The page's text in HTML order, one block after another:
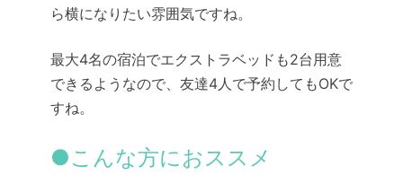
ら横になりたい雰囲気ですね。
最大4名の宿泊でエクストラベッドも2台用意
できるようなので、友達4人で予約してもOKで
すね。
●こんな方におススメ